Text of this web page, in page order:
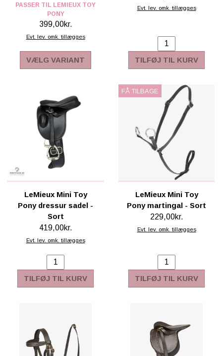
PASSER TIL LEMIEUX TOY
PONY
399,00kr.
Evt. lev. omk. tillægges
VÆLG VARIANT
Evt. lev. omk. tillægges
TILFØJ TIL KURV
LeMieux Mini Toy
Pony dressur sadel -
Sort
419,00kr.
Evt. lev. omk. tillægges
TILFØJ TIL KURV
FÅ TILBAGE
LeMieux Mini Toy
Pony martingal - Sort
229,00kr.
Evt. lev. omk. tillægges
TILFØJ TIL KURV